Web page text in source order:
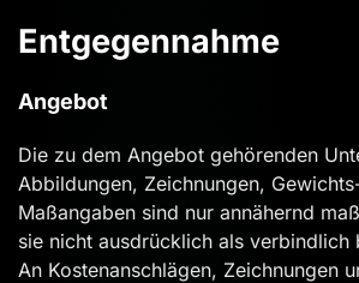
Entgegennahme
Angebot
Die zu dem Angebot gehörenden
Abbildungen, Zeichnungen,
Maßangaben sind nur annähernd
sie nicht ausdrücklich als verbindlich
An Kostenanschlägen, Zeichnungen